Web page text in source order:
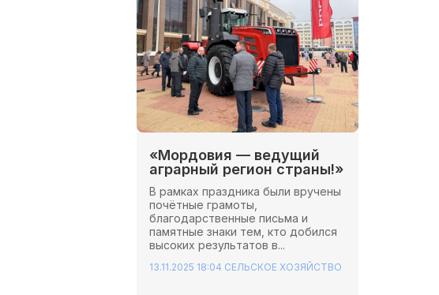
«Мордовия — ведущий
аграрный регион страны!»
В рамках праздника были вручены
почётные грамоты,
благодарственные письма и
памятные знаки тем, кто добился
высоких результатов в...
13.11.2025 18:04 СЕЛЬСКОЕ ХОЗЯЙСТВО